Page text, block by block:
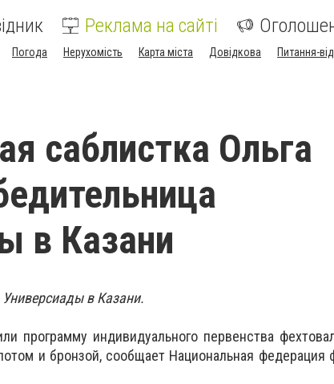
Реклама на сайті
Погода Нерухомість Карта міста Довідкова Питання-
саблистка Ольга
в Казани
в Казани.
программу индивидуального первенства
и бронзой, сообщает Национальная федерация